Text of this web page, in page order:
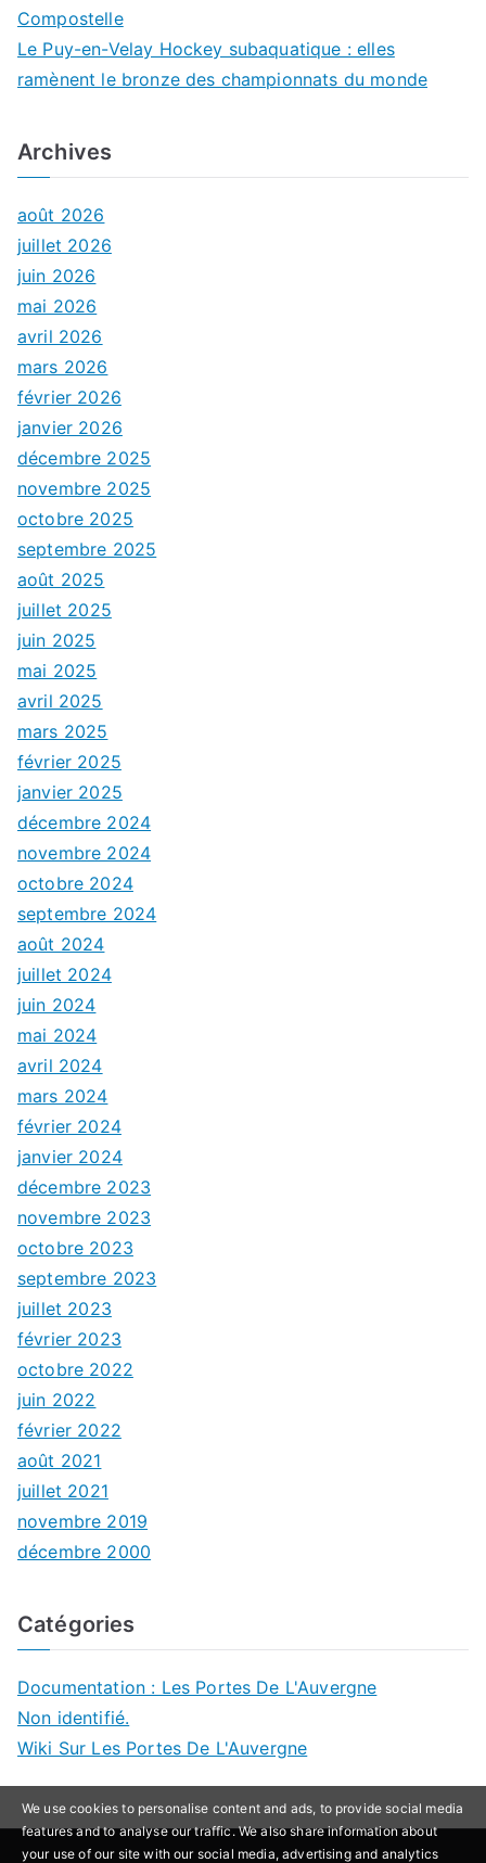
Compostelle
Le Puy-en-Velay Hockey subaquatique : elles
ramènent le bronze des championnats du monde
Archives
août 2026
juillet 2026
juin 2026
mai 2026
avril 2026
mars 2026
février 2026
janvier 2026
décembre 2025
novembre 2025
octobre 2025
septembre 2025
août 2025
juillet 2025
juin 2025
mai 2025
avril 2025
mars 2025
février 2025
janvier 2025
décembre 2024
novembre 2024
octobre 2024
septembre 2024
août 2024
juillet 2024
juin 2024
mai 2024
avril 2024
mars 2024
février 2024
janvier 2024
décembre 2023
novembre 2023
octobre 2023
septembre 2023
juillet 2023
février 2023
octobre 2022
juin 2022
février 2022
août 2021
juillet 2021
novembre 2019
décembre 2000
Catégories
Documentation : Les Portes De L'Auvergne
Non identifié.
Wiki Sur Les Portes De L'Auvergne
We use cookies to personalise content and ads, to provide social media
features and to analyse our traffic. We also share information about
your use of our site with our social media, advertising and analytics